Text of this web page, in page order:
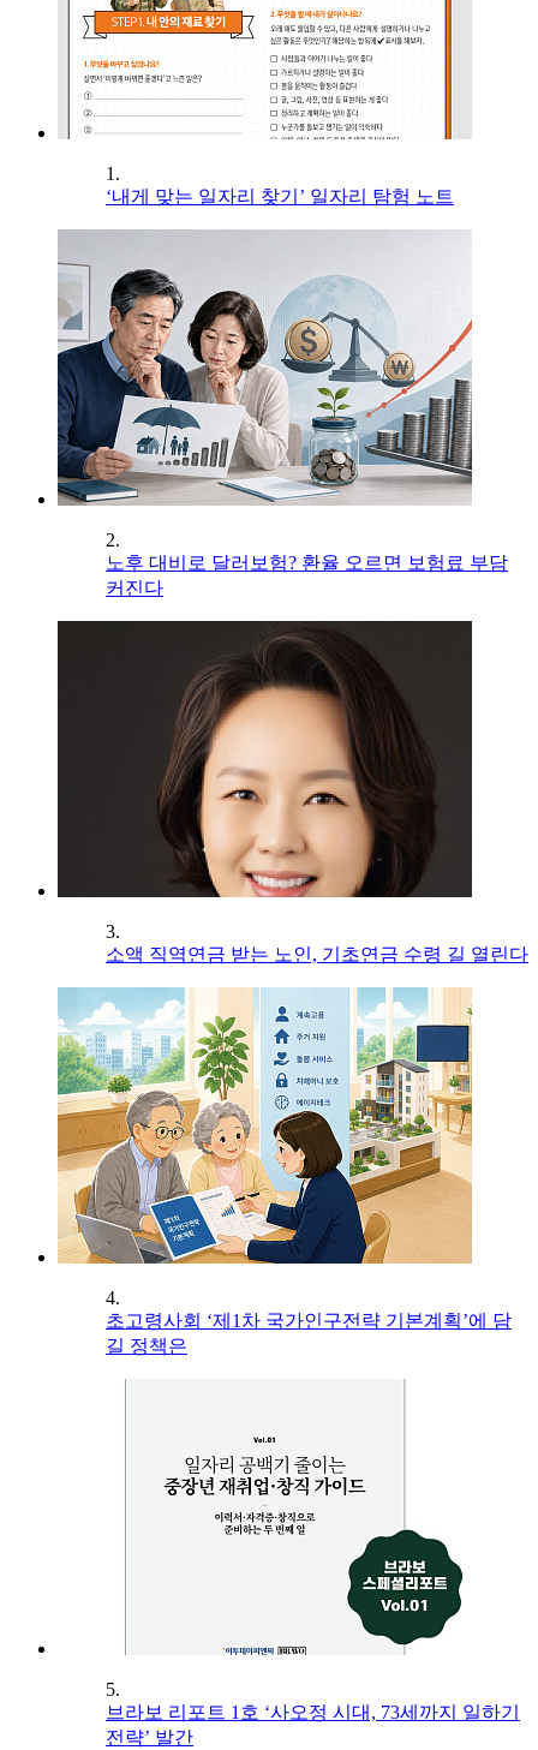
1.
‘내게 맞는 일자리 찾기’ 일자리 탐험 노트
2.
노후 대비로 달러보험? 환율 오르면 보험료 부담
커진다
3.
소액 직역연금 받는 노인, 기초연금 수령 길 열린다
4.
초고령사회 ‘제1차 국가인구전략 기본계획’에 담
길 정책은
5.
브라보 리포트 1호 ‘사오정 시대, 73세까지 일하기
전략’ 발간